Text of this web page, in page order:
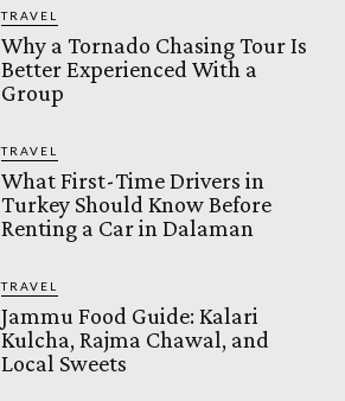
TRAVEL
Why a Tornado Chasing Tour Is
Better Experienced With a
Group
TRAVEL
What First-Time Drivers in
Turkey Should Know Before
Renting a Car in Dalaman
TRAVEL
Jammu Food Guide: Kalari
Kulcha, Rajma Chawal, and
Local Sweets